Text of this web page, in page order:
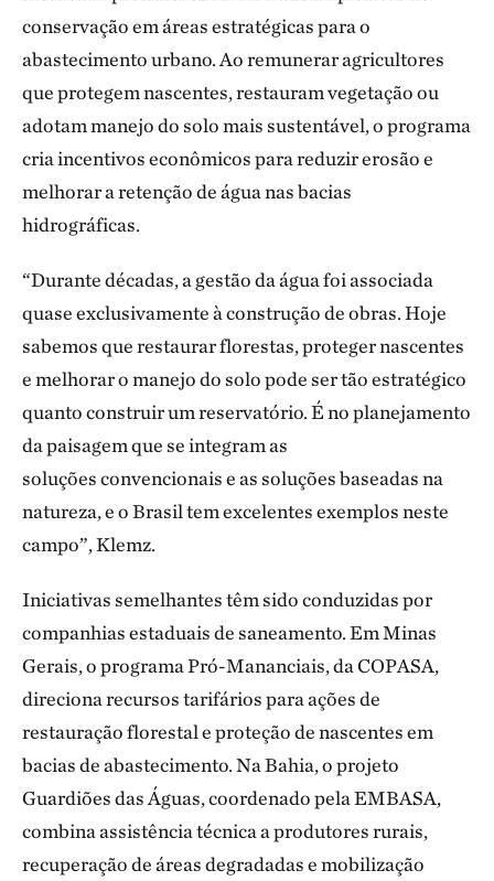
conservação em áreas estratégicas para o
abastecimento urbano. Ao remunerar agricultores
que protegem nascentes, restauram vegetação ou
adotam manejo do solo mais sustentável, o programa
cria incentivos econômicos para reduzir erosão e
melhorar a retenção de água nas bacias
hidrográficas.
“Durante décadas, a gestão da água foi associada
quase exclusivamente à construção de obras. Hoje
sabemos que restaurar florestas, proteger nascentes
e melhorar o manejo do solo pode ser tão estratégico
quanto construir um reservatório. É no planejamento
da paisagem que se integram as
soluções convencionais e as soluções baseadas na
natureza, e o Brasil tem excelentes exemplos neste
campo”, Klemz.
Iniciativas semelhantes têm sido conduzidas por
companhias estaduais de saneamento. Em Minas
Gerais, o programa Pró-Mananciais, da COPASA,
direciona recursos tarifários para ações de
restauração florestal e proteção de nascentes em
bacias de abastecimento. Na Bahia, o projeto
Guardiões das Águas, coordenado pela EMBASA,
combina assistência técnica a produtores rurais,
recuperação de áreas degradadas e mobilização